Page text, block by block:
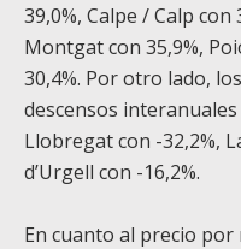
39,0%, Calpe / Calp con
Montgat con 35,9%,
30,4%. Por otro lado,
descensos
Llobregat con -32,2%,
d’Urgell con -16,2%.
En cuanto al precio